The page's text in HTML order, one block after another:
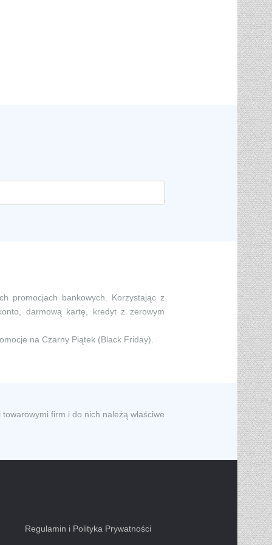
promocjach bankowych. Korzystając z
darmową kartę, kredyt z zerowym
na Czarny Piątek (Black Friday).
firm i do nich należą właściwe
Regulamin i Polityka Prywatności